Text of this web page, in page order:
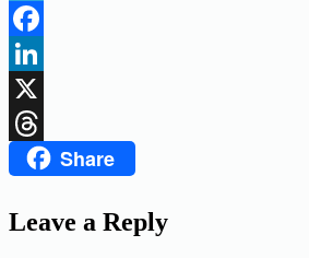
Telegram
Facebook
LinkedIn
X
ThreadsShare
Leave a Reply